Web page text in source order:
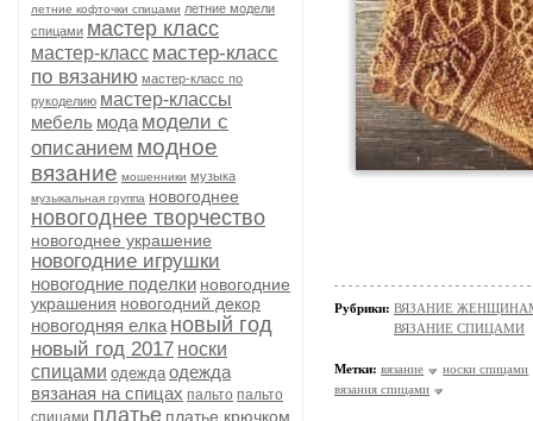
летние кофточки спицами летние модели
спицами мастер класс
мастер-класс мастер-класс
по вязанию мастер-класс по
рукоделию мастер-классы
мебель мода модели с
описанием модное
вязание мошенники музыка
музыкальная группа новогоднее
новогоднее творчество
новогоднее украшение
новогодние игрушки
новогодние поделки новогодние
украшения новогодний декор
новогодняя елка новый год
новый год 2017 носки
спицами одежда одежда
вязаная на спицах пальто пальто
спицами платье платье крючком
Рубрики: ВЯЗАНИЕ ЖЕНЩИНАМ/
ВЯЗАНИЕ СПИЦАМИ
Метки: вязание
носки спицами
вязания спицами